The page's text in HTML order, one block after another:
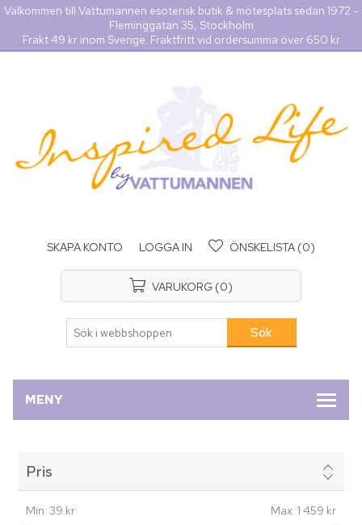
Välkommen till Vattumannen esoterisk butik & mötesplats sedan 1972 -
Fleminggatan 35, Stockholm
Frakt 49 kr inom Sverige. Fraktfritt vid ordersumma över 650 kr
SKAPA KONTO LOGGA IN ÖNSKELISTA (0)
VARUKORG (0)
MENY
Pris
Min: 39 kr Max: 1 459 kr